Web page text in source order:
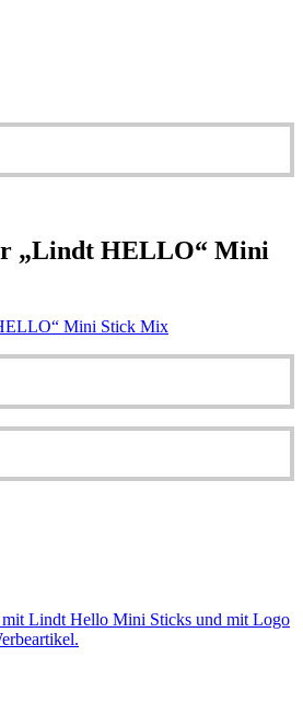
„Lindt HELLO“ Mini
Mini Stick Mix